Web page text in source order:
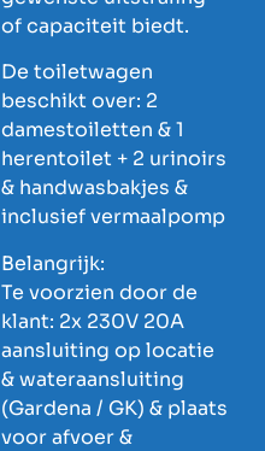
of capaciteit biedt.
De toiletwagen
beschikt over: 2
damestoiletten & 1
herentoilet + 2 urinoirs
& handwasbakjes &
inclusief vermaalpomp
Belangrijk:
Te voorzien door de
klant: 2x 230V 20A
aansluiting op locatie
& wateraansluiting
(Gardena / GK) & plaats
voor afvoer &